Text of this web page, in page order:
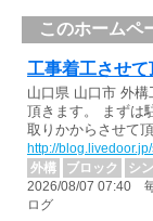
このホームペ
工事着工させて
山口県 山口市 外
頂きます。 まずは
取りかからさせて頂
http://
外構
ブロック
シ
2026/08/07 07:40
ログ